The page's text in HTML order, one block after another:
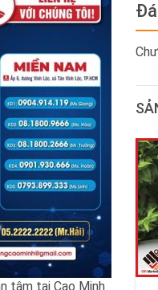
tâm tại Cao Minh